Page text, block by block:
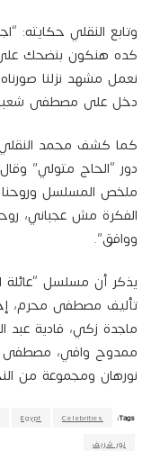
وتابع النقلي حكايته:
نعمل مشهد نزلنا
دخل على مصطفى
كما كشف محمد النقلي
دور “الحاج متولي”
ملخص المسلسل وروحنا
الفكرة مش عجباني،
ووافق”.
تأليف مصطفى محرم،
ماجدة زكي، فادية عبد
ممدوح وافي، مصطفى
نورهان ومجموعة من
Tags:
Celebrities
Egypt
نور شريف